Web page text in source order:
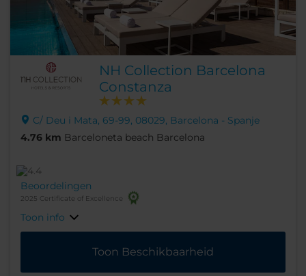
NH Collection Barcelona
Constanza
C/ Deu i Mata, 69-99, 08029, Barcelona - Spanje
4.76 km Barceloneta beach Barcelona
Beoordelingen
2025 Certificate of Excellence
Toon info
Toon Beschikbaarheid